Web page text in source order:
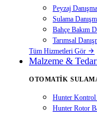
Peyzaj
Sulama
Bahçe Bakım
Tarımsal
Tüm Hizmetleri Gör
Malzeme &
OTOMATIK
Hunter
Hunter Rotor